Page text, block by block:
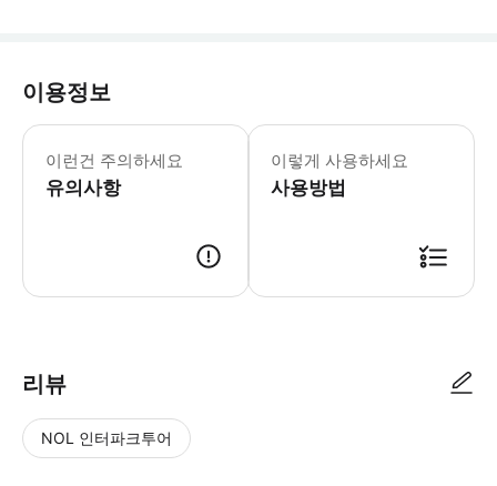
이용정보
이런건 주의하세요
유의사항
여행자당 최대 1개의 여행 가방과 1
이렇게 사용하세요
사용방법
리뷰
NOL 인터파크투어